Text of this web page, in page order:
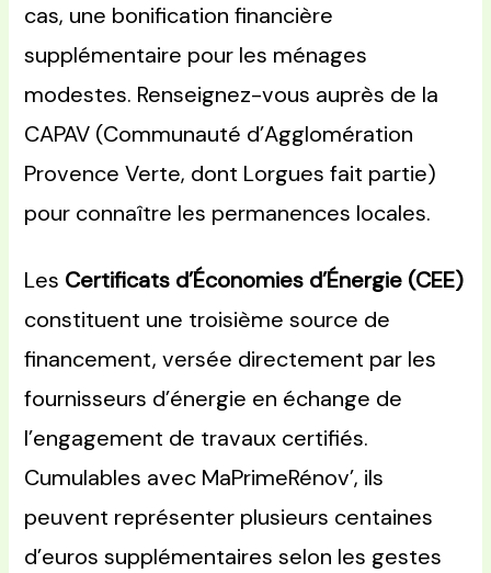
cas, une bonification financière
supplémentaire pour les ménages
modestes. Renseignez-vous auprès de la
CAPAV (Communauté d’Agglomération
Provence Verte, dont Lorgues fait partie)
pour connaître les permanences locales.
Les Certificats d’Économies d’Énergie (CEE)
constituent une troisième source de
financement, versée directement par les
fournisseurs d’énergie en échange de
l’engagement de travaux certifiés.
Cumulables avec MaPrimeRénov’, ils
peuvent représenter plusieurs centaines
d’euros supplémentaires selon les gestes